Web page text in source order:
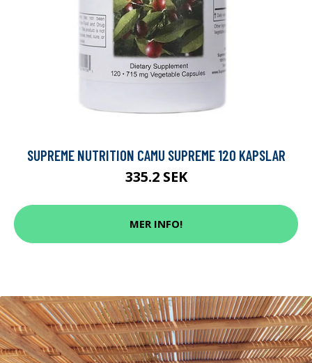
SUPREME NUTRITION CAMU SUPREME 120 KAPSLAR
335.2 SEK
MER INFO!